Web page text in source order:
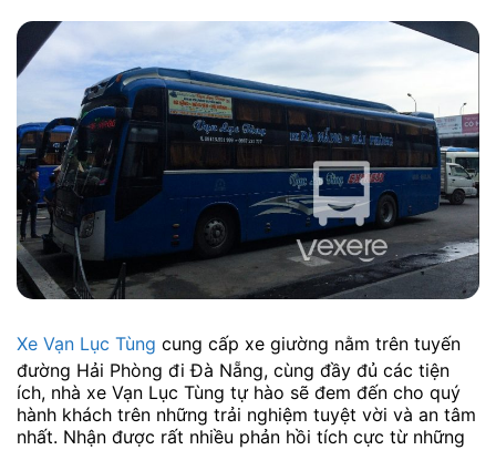
Xe Vạn Lục Tùng cung cấp xe giường nằm trên tuyến
đường Hải Phòng đi Đà Nẵng, cùng đầy đủ các tiện
ích, nhà xe Vạn Lục Tùng tự hào sẽ đem đến cho quý
hành khách trên những trải nghiệm tuyệt vời và an tâm
nhất. Nhận được rất nhiều phản hồi tích cực từ những